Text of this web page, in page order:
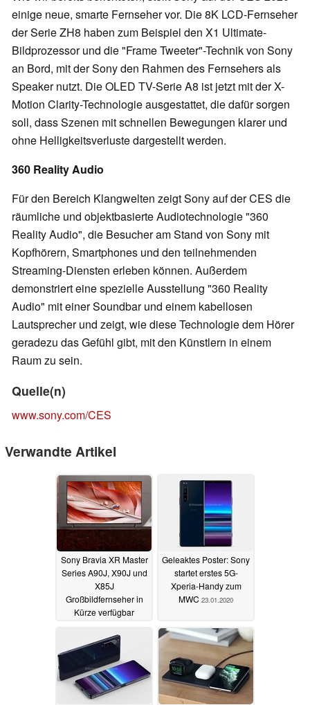
einige neue, smarte Fernseher vor. Die 8K LCD-Fernseher
der Serie ZH8 haben zum Beispiel den X1 Ultimate-
Bildprozessor und die "Frame Tweeter"-Technik von Sony
an Bord, mit der Sony den Rahmen des Fernsehers als
Speaker nutzt. Die OLED TV-Serie A8 ist jetzt mit der X-
Motion Clarity-Technologie ausgestattet, die dafür sorgen
soll, dass Szenen mit schnellen Bewegungen klarer und
ohne Helligkeitsverluste dargestellt werden.
360 Reality Audio
Für den Bereich Klangwelten zeigt Sony auf der CES die
räumliche und objektbasierte Audiotechnologie "360
Reality Audio", die Besucher am Stand von Sony mit
Kopfhörern, Smartphones und den teilnehmenden
Streaming-Diensten erleben können. Außerdem
demonstriert eine spezielle Ausstellung "360 Reality
Audio" mit einer Soundbar und einem kabellosen
Lautsprecher und zeigt, wie diese Technologie dem Hörer
geradezu das Gefühl gibt, mit den Künstlern in einem
Raum zu sein.
Quelle(n)
www.sony.com/CES
Verwandte Artikel
Sony Bravia XR Master
Series A90J, X90J und
X85J
Großbildfernseher in
Kürze verfügbar
Geleaktes Poster: Sony
startet erstes 5G-
Xperia-Handy zum
MWC 23.01.2020